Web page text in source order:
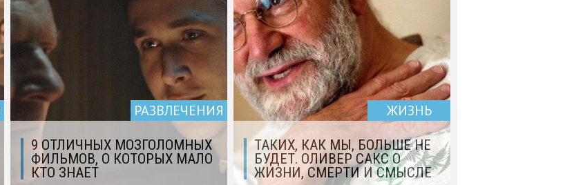
РАЗВЛЕЧЕНИЯ
9 ОТЛИЧНЫХ МОЗГОЛОМНЫХ
ФИЛЬМОВ, О КОТОРЫХ МАЛО
КТО ЗНАЕТ
ЖИЗНЬ
ТАКИХ, КАК МЫ, БОЛЬШЕ НЕ
БУДЕТ. ОЛИВЕР САКС О
ЖИЗНИ, СМЕРТИ И СМЫСЛЕ